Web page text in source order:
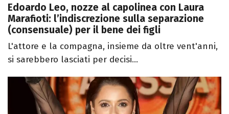
Edoardo Leo, nozze al capolinea con Laura
Marafioti: l’indiscrezione sulla separazione
(consensuale) per il bene dei figli
L'attore e la compagna, insieme da oltre vent'anni,
si sarebbero lasciati per decisi...